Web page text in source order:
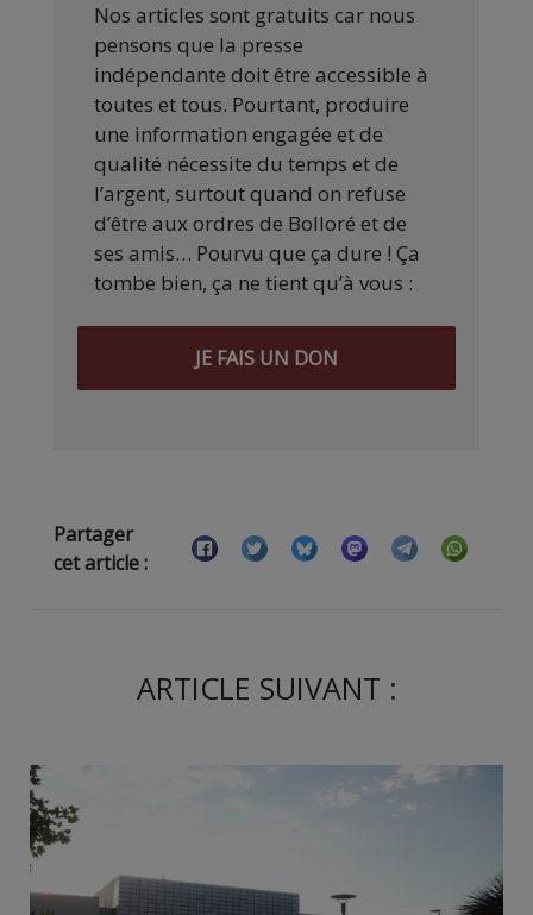
Nos articles sont gratuits car nous
pensons que la presse
indépendante doit être accessible à
toutes et tous. Pourtant, produire
une information engagée et de
qualité nécessite du temps et de
l’argent, surtout quand on refuse
d’être aux ordres de Bolloré et de
ses amis… Pourvu que ça dure ! Ça
tombe bien, ça ne tient qu’à vous :
JE FAIS UN DON
Partager
cet article :
ARTICLE SUIVANT :